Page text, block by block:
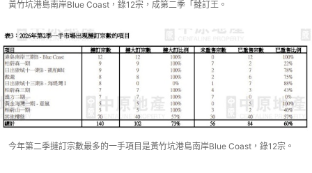
黃竹坑港島南岸Blue Coast，錄12宗，成第二季「撻訂王。
今年第二季撻訂宗數最多的一手項目是黃竹坑港島南岸Blue Coast，錄12宗。